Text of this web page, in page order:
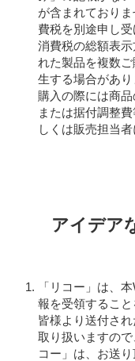
が含まれており
費税を別途申し
消費税の総額表
れた製品を複数
生する場合があ
購入の際には商
または据付調整
しくは販売担当者
アイデア
「リコー」は、
報を受領すること
皆様より送付さ
取り扱いますの
コー」は、お送